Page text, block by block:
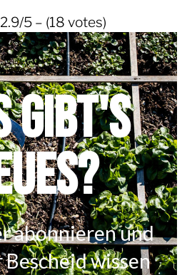
2.9/5 – (18 votes)